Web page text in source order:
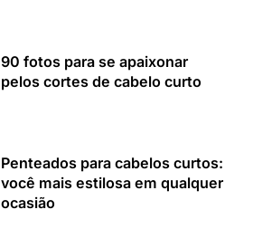
90 fotos para se apaixonar
pelos cortes de cabelo curto
Penteados para cabelos curtos:
você mais estilosa em qualquer
ocasião